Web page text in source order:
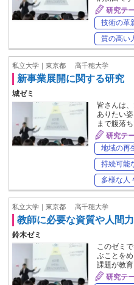
研究テ
技術の革
質の高い
私立大学｜東京都 高千穂大学
新事業展開に関する研究
城ゼミ
皆さんは
ありたい
まで腹落
研究テ
地域の再
持続可能
多様な人
私立大学｜東京都 高千穂大学
教師に必要な資質や人間
鈴木ゼミ
このゼミ
ぶことを
課題が教
研究テ